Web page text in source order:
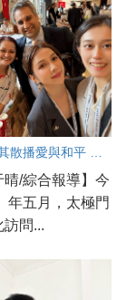
晴/綜合報導】今
年五月，太極門
訪問...